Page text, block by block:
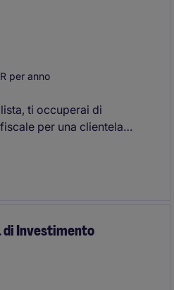
per anno
ti occuperai di
per una clientela
garantendo
normative vigenti.
Investimento